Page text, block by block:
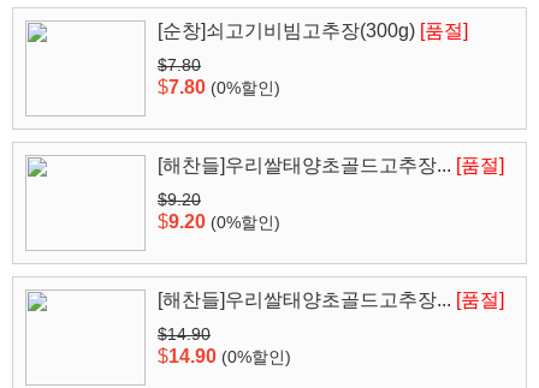
[순창]쇠고기비빔고추장(300g) [품절]
$7.80
$7.80 (0%할인)
[해찬들]우리쌀태양초골드고추장... [품절]
$9.20
$9.20 (0%할인)
[해찬들]우리쌀태양초골드고추장... [품절]
$14.90
$14.90 (0%할인)